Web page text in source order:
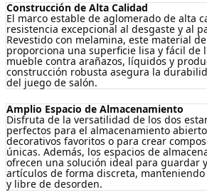
Construcción de Alta Calidad
El marco estable de aglomerado de alta
resistencia excepcional al desgaste y al
Revestido con melamina, este material
proporciona una superficie lisa y fácil de
mueble contra arañazos, líquidos y
construcción robusta asegura la
del juego de salón.
Amplio Espacio de Almacenamiento
Disfruta de la versatilidad de los dos
perfectos para el almacenamiento
decorativos favoritos o para crear
únicas. Además, los espacios de
ofrecen una solución ideal para guardar
artículos de forma discreta,
y libre de desorden.